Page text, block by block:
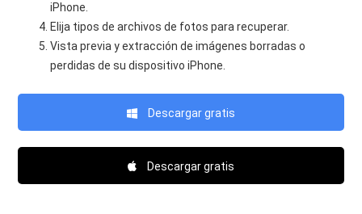
iPhone.
Elija tipos de archivos de fotos para recuperar.
Vista previa y extracción de imágenes borradas o
perdidas de su dispositivo iPhone.
Descargar gratis
Descargar gratis